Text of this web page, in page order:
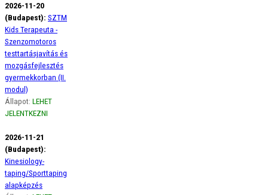
2026-11-20
(Budapest): SZTM
Kids Terapeuta -
Szenzomotoros
testtartásjavítás és
mozgásfejlesztés
gyermekkorban (II.
modul)
Állapot: LEHET
JELENTKEZNI
2026-11-21
(Budapest):
Kinesiology-
taping/Sporttaping
alapképzés